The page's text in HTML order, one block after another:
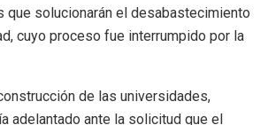
solucionarán el desabastecimiento
cuyo proceso fue interrumpido por la
de las universidades,
adelantado ante la solicitud que el